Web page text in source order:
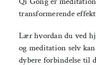
transformerende
Lær hvordan du ved
og meditation selv
dybere forbindelse til